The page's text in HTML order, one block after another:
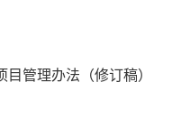
目管理办法（修订稿）